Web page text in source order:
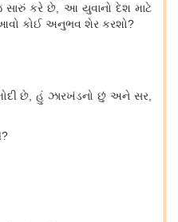
કરે છે, આ યુવાનો દેશ માટે
કોઈ અનુભવ શેર કરશો?
છે, હું ઝારખંડનો છું અને સર,